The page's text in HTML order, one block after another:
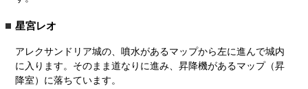
星宮レオ
アレクサンドリア城の、噴水があるマップから左に進んで城内
に入ります。そのまま道なりに進み、昇降機があるマップ（昇
降室）に落ちています。